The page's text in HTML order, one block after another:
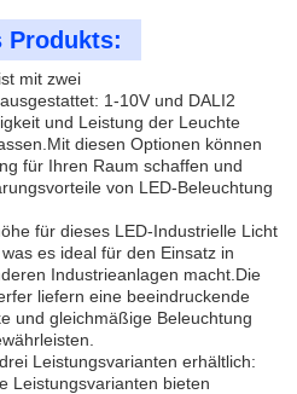
Produkts:
mit zwei
1-10V und DALI2
und Leistung der Leuchte
diesen Optionen können
für Ihren Raum schaffen und
von LED-Beleuchtung
für dieses LED-Industrielle Licht
es ideal für den Einsatz in
Industrieanlagen macht.Die
liefern eine beeindruckende
und gleichmäßige Beleuchtung
Leistungsvarianten erhältlich:
Leistungsvarianten bieten